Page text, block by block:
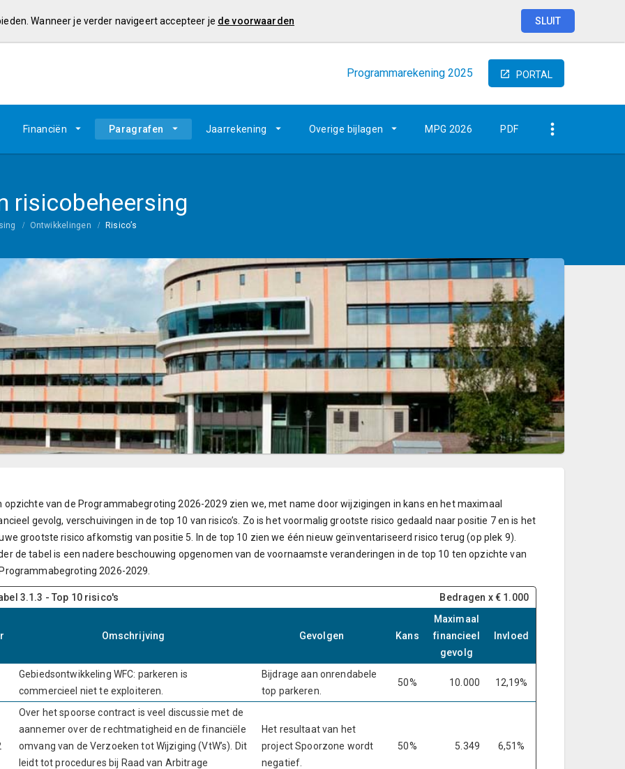
Wanneer je verder navigeert accepteer je de voorwaarden SLUIT
Programmarekening 2025 PORTAL
Financiën Paragrafen Jaarrekening Overige bijlagen MPG 2026 PDF
risicobeheersing
Ontwikkelingen Risico’s
opzichte van de Programmabegroting 2026-2029 zien we, met name door wijzigingen in kans en het maximaal
gevolg, verschuivingen in de top 10 van risico’s. Zo is het voormalig grootste risico gedaald naar positie 7 en is het
grootste risico afkomstig van positie 5. In de top 10 zien we één nieuw geïnventariseerd risico terug (op plek 9).
de tabel is een nadere beschouwing opgenomen van de voornaamste veranderingen in de top 10 ten opzichte van
2026-2029.
3.1.3 - Top 10 risico's Bedragen x € 1.000
Omschrijving Gevolgen Kans
Maximaal
financieel
gevolg
Invloed
Gebiedsontwikkeling WFC: parkeren is
commercieel niet te exploiteren.
Bijdrage aan onrendabele
top parkeren.
50% 10.000 12,19%
Over het spoorse contract is veel discussie met de
aannemer over de rechtmatigheid en de financiële
omvang van de Verzoeken tot Wijziging (VtW’s). Dit
leidt tot procedures bij Raad van Arbitrage
Het resultaat van het
project Spoorzone wordt
negatief.
50% 5.349 6,51%